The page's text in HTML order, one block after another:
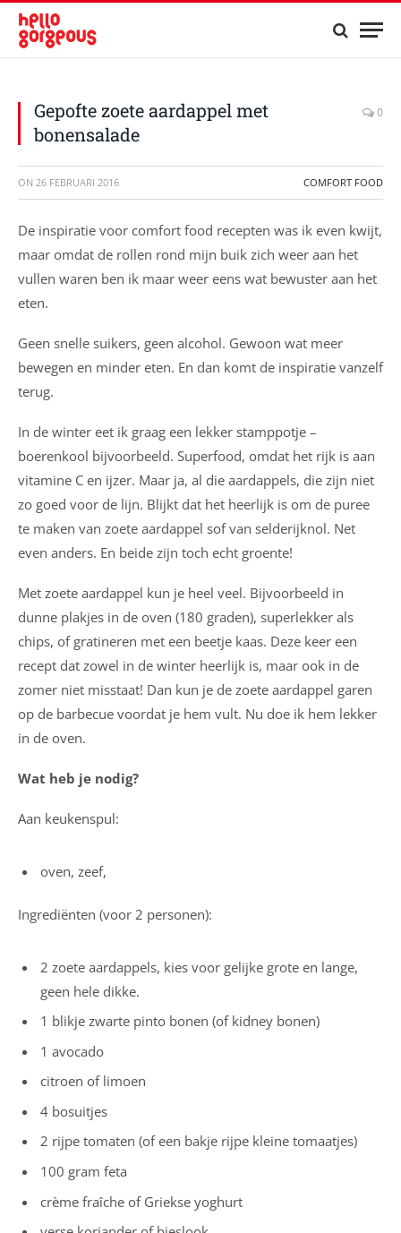
Gepofte zoete aardappel met
bonensalade
0
ON 26 FEBRUARI 2016 COMFORT FOOD
De inspiratie voor comfort food recepten was ik even kwijt,
maar omdat de rollen rond mijn buik zich weer aan het
vullen waren ben ik maar weer eens wat bewuster aan het
eten.
Geen snelle suikers, geen alcohol. Gewoon wat meer
bewegen en minder eten. En dan komt de inspiratie vanzelf
terug.
In de winter eet ik graag een lekker stamppotje –
boerenkool bijvoorbeeld. Superfood, omdat het rijk is aan
vitamine C en ijzer. Maar ja, al die aardappels, die zijn niet
zo goed voor de lijn. Blijkt dat het heerlijk is om de puree
te maken van zoete aardappel sof van selderijknol. Net
even anders. En beide zijn toch echt groente!
Met zoete aardappel kun je heel veel. Bijvoorbeeld in
dunne plakjes in de oven (180 graden), superlekker als
chips, of gratineren met een beetje kaas. Deze keer een
recept dat zowel in de winter heerlijk is, maar ook in de
zomer niet misstaat! Dan kun je de zoete aardappel garen
op de barbecue voordat je hem vult. Nu doe ik hem lekker
in de oven.
Wat heb je nodig?
Aan keukenspul:
oven, zeef,
Ingrediënten (voor 2 personen):
2 zoete aardappels, kies voor gelijke grote en lange,
geen hele dikke.
1 blikje zwarte pinto bonen (of kidney bonen)
1 avocado
citroen of limoen
4 bosuitjes
2 rijpe tomaten (of een bakje rijpe kleine tomaatjes)
100 gram feta
crème fraîche of Griekse yoghurt